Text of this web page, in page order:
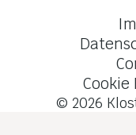
© 2026